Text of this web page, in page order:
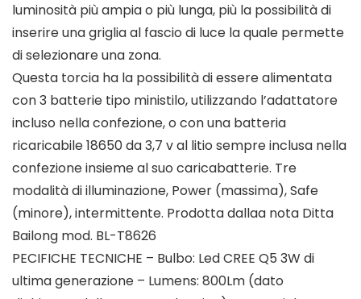
luminosità più ampia o più lunga, più la possibilità di
inserire una griglia al fascio di luce la quale permette
di selezionare una zona.
Questa torcia ha la possibilità di essere alimentata
con 3 batterie tipo ministilo, utilizzando l’adattatore
incluso nella confezione, o con una batteria
ricaricabile 18650 da 3,7 v al litio sempre inclusa nella
confezione insieme al suo caricabatterie. Tre
modalità di illuminazione, Power (massima), Safe
(minore), intermittente. Prodotta dallaa nota Ditta
Bailong mod. BL-T8626
PECIFICHE TECNICHE – Bulbo: Led CREE Q5 3W di
ultima generazione – Lumens: 800Lm (dato